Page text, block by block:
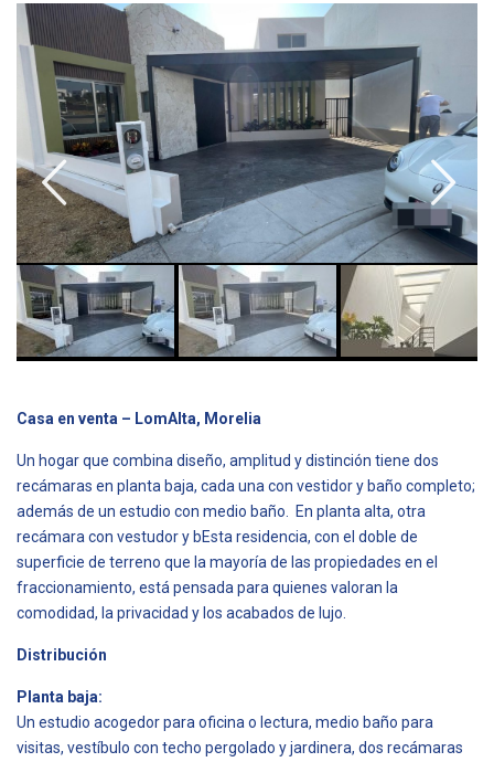
Casa en venta – LomAlta, Morelia
Un hogar que combina diseño, amplitud y distinción tiene dos
recámaras en planta baja, cada una con vestidor y baño completo;
además de un estudio con medio baño. En planta alta, otra
recámara con vestudor y bEsta residencia, con el doble de
superficie de terreno que la mayoría de las propiedades en el
fraccionamiento, está pensada para quienes valoran la
comodidad, la privacidad y los acabados de lujo.
Distribución
Planta baja:
Un estudio acogedor para oficina o lectura, medio baño para
visitas, vestíbulo con techo pergolado y jardinera, dos recámaras